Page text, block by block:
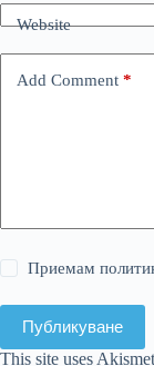
Website
Add Comment *
Приемам
Публикуване
This site uses